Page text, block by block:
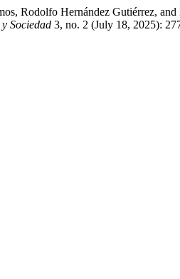
Rodolfo Hernández Gutiérrez,
Sociedad 3, no. 2 (July 18, 2025):